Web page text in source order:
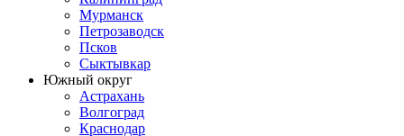
Мурманск
Петрозаводск
Псков
Сыктывкар
Южный округ
Астрахань
Волгоград
Краснодар